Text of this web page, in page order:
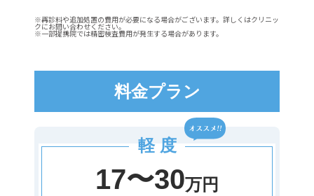
※再診料や追加処置の費用が必要になる場合がございます。詳しくはクリニッ
クにお問い合わせください。
※一部提携院では精密検査費用が発生する場合があります。
料金プラン
軽 度
17〜30万円